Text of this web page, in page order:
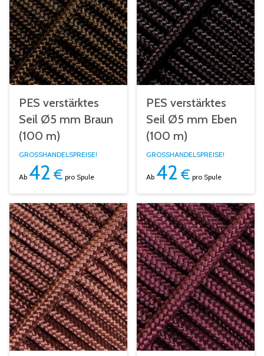
PES verstärktes
Seil Ø5 mm Braun
(100 m)
GROSSHANDELSPREISE!
Ab 42 € pro Spule
PES verstärktes
Seil Ø5 mm Eben
(100 m)
GROSSHANDELSPREISE!
Ab 42 € pro Spule